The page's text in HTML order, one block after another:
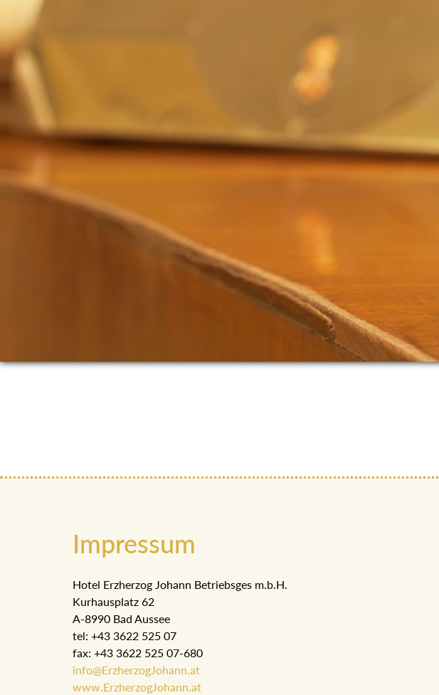
Impressum
Hotel Erzherzog Johann Betriebsges m.b.H.
Kurhausplatz 62
A-8990 Bad Aussee
tel: +43 3622 525 07
fax: +43 3622 525 07-680
info@ErzherzogJohann.at
www.ErzherzogJohann.at